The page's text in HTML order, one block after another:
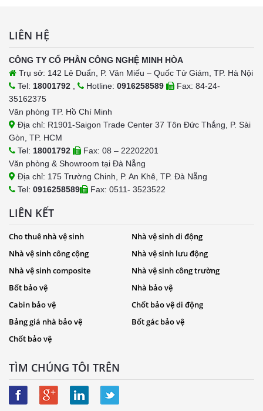
LIÊN HỆ
CÔNG TY CỔ PHẦN CÔNG NGHỆ MINH HÒA
Trụ sở: 142 Lê Duẩn, P. Văn Miếu – Quốc Tử Giám, TP. Hà Nội
Tel: 18001792 Hotline: 0916258589
Fax: 84-24-
35162375
Văn phòng TP. Hồ Chí Minh
Địa chỉ: R1901-Saigon Trade Center 37 Tôn Đức Thắng, P. Sài
Gòn, TP. HCM
Tel: 18001792
Fax: 08 – 22202201
Văn phòng & Showroom tại Đà Nẵng
Địa chỉ: 175 Trường Chinh, P. An Khê, TP. Đà Nẵng
Tel: 0916258589 Fax: 0511- 3523522
LIÊN KẾT
Cho thuê nhà vệ sinh
Nhà vệ sinh di động
Nhà vệ sinh công cộng
Nhà vệ sinh lưu động
Nhà vệ sinh composite
Nhà vệ sinh công trường
Bốt bảo vệ
Nhà bảo vệ
Cabin bảo vệ
Chốt bảo vệ di động
Bảng giá nhà bảo vệ
Bốt gác bảo vệ
Chốt bảo vệ
TÌM CHÚNG TÔI TRÊN